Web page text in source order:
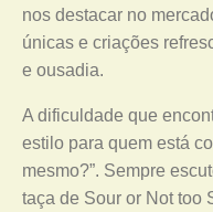
nos destacar no
únicas e criações
e ousadia.
A dificuldade que
estilo para quem está
mesmo?”. Sempre
taça de Sour or Not too